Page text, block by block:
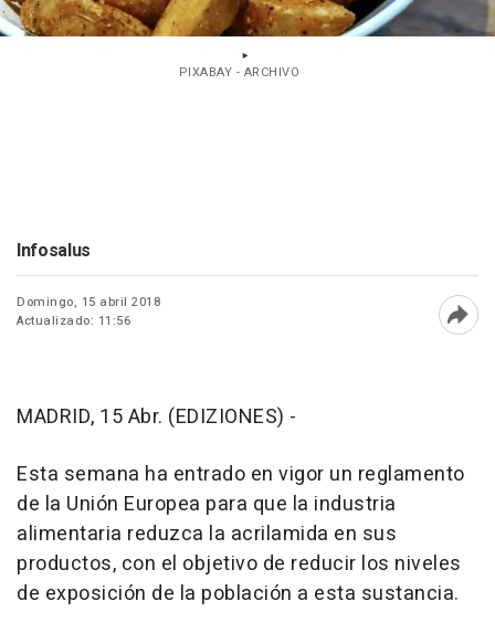
PIXABAY - ARCHIVO
Infosalus
Domingo, 15 abril 2018
Actualizado: 11:56
MADRID, 15 Abr. (EDIZIONES) -
Esta semana ha entrado en vigor un reglamento
de la Unión Europea para que la industria
alimentaria reduzca la acrilamida en sus
productos, con el objetivo de reducir los niveles
de exposición de la población a esta sustancia.